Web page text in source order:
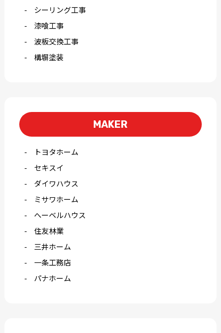
シーリング工事
漆喰工事
波板交換工事
構塀塗装
MAKER
トヨタホーム
セキスイ
ダイワハウス
ミサワホーム
へーベルハウス
住友林業
三井ホーム
一条工務店
パナホーム